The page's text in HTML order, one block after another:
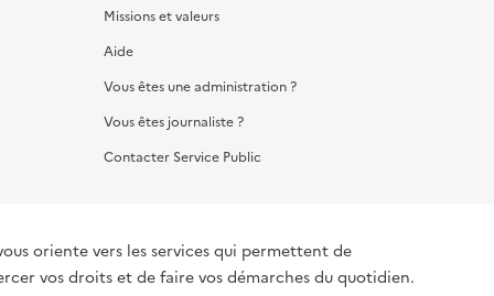
Missions et valeurs
Aide
Vous êtes une administration ?
Vous êtes journaliste ?
Contacter Service Public
oriente vers les services qui permettent de
vos droits et de faire vos démarches du quotidien.